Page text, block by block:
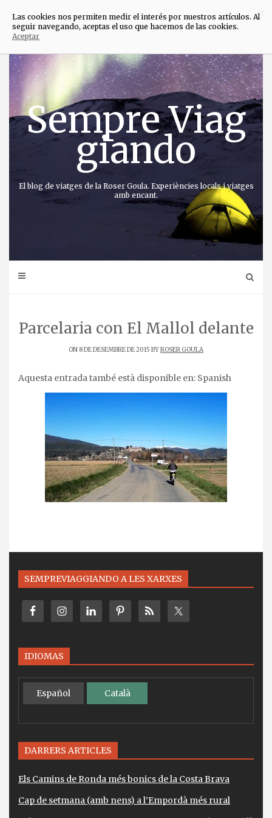
directament
contingut
Sempre Viag
giando
El blog de viatges de la Roser Goula. Experiències locals i viatges
amb encant.
Parcelaria con El Mallol delante
ON 8 DE DESEMBRE DE 2015 BYROSER GOULA
Aquesta entrada també està disponible en: Spanish
SEMPREVIAGGIANDO A LES XARXES
IDIOMAS
Español Català
DARRERS ARTICLES
Els Camins de Ronda més bonics de la Costa Brava
Cap de setmana (amb nens) a l’Empordà més rural
×
Las cookies nos permiten medir el interés por nuestros artículos. Al
seguir navegando, aceptas el uso que hacemos de las cookies.
Aceptar